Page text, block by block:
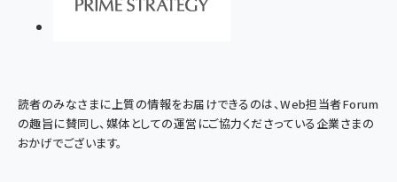
読者のみなさまに上質の情報をお届けできるのは、Web担当者Forum
の趣旨に賛同し、媒体としての運営にご協力くださっている企業さまの
おかげでございます。